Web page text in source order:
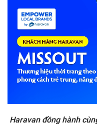
Haravan đồng hành